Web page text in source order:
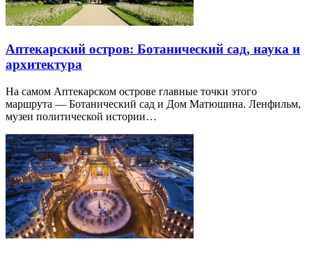
Аптекарский остров: Ботанический сад, наука и
архитектура
На самом Аптекарском острове главные точки этого
маршрута — Ботанический сад и Дом Матюшина. Ленфильм,
музеи политической истории…